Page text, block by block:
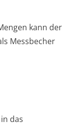
kann der
Messbecher
das